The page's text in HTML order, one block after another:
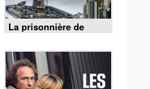
La prisonnière de
Bordeaux